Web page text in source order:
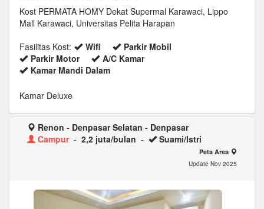
Kost PERMATA HOMY Dekat Supermal Karawaci, Lippo
Mall Karawaci, Universitas Pelita Harapan
Fasilitas Kost:
Wifi
Parkir Mobil
Parkir Motor
A/C Kamar
Kamar Mandi Dalam
Kamar Deluxe
Renon - Denpasar Selatan - Denpasar
Campur- 2,2 juta/bulan - Suami/Istri
Peta Area
Update Nov 2025